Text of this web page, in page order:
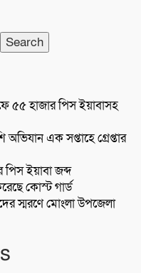
Search
৫৫ হাজার পিস ইয়াবাসহ
এক সপ্তাহে গ্রেপ্তার
ইয়াবা জব্দ
কোস্ট গার্ড
স্মরণে মোংলা উপজেলা